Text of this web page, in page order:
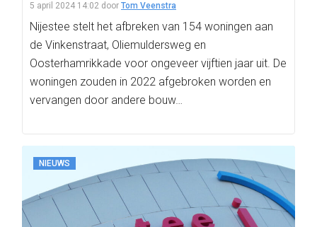
5 april 2024 14:02 door Tom Veenstra
Nijestee stelt het afbreken van 154 woningen aan
de Vinkenstraat, Oliemuldersweg en
Oosterhamrikkade voor ongeveer vijftien jaar uit. De
woningen zouden in 2022 afgebroken worden en
vervangen door andere bouw…
NIEUWS